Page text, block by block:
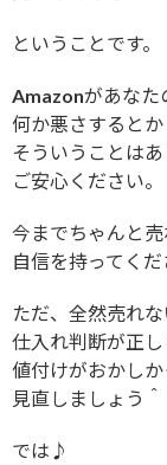
ということです。
Amazonがあなた
何か悪さするとか
そういうことは
ご安心ください。
今までちゃんと
自信を持ってくだ
ただ、全然売れ
仕入れ判断が正
値付けがおかし
見直しましょう＾
では♪